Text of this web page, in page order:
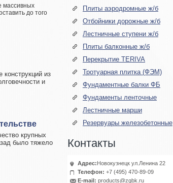
массивных
до того
из
и
крупных
было тяжело
Плиты аэродромные ж/б
Отбойники дорожные ж/б
Лестничные ступени ж/б
Плиты балконные ж/б
Перекрытие TERIVA
Тротуарная плитка (ФЭМ)
Фундаментные балки ФБ
Фундаменты ленточные
Лестничные марши
Резервуары железобетонные
Контакты
Адрес:Новокузнецк ул.Ленина 22
Телефон: +7 (495) 470-89-09
E-mail: products@zgbk.ru